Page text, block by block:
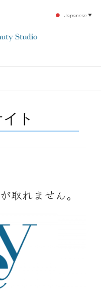
、お客様が必ず満足してもらえるこ
ト
取れません。
Japanese ▼